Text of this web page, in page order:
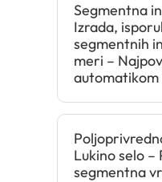
Segmentna
Izrada,
segmentnih
meri –
automatikom
Lukino selo
segmentna